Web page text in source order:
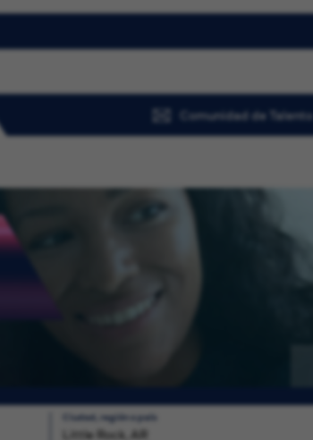
Comunidad de Talento
Ciudad, región o país